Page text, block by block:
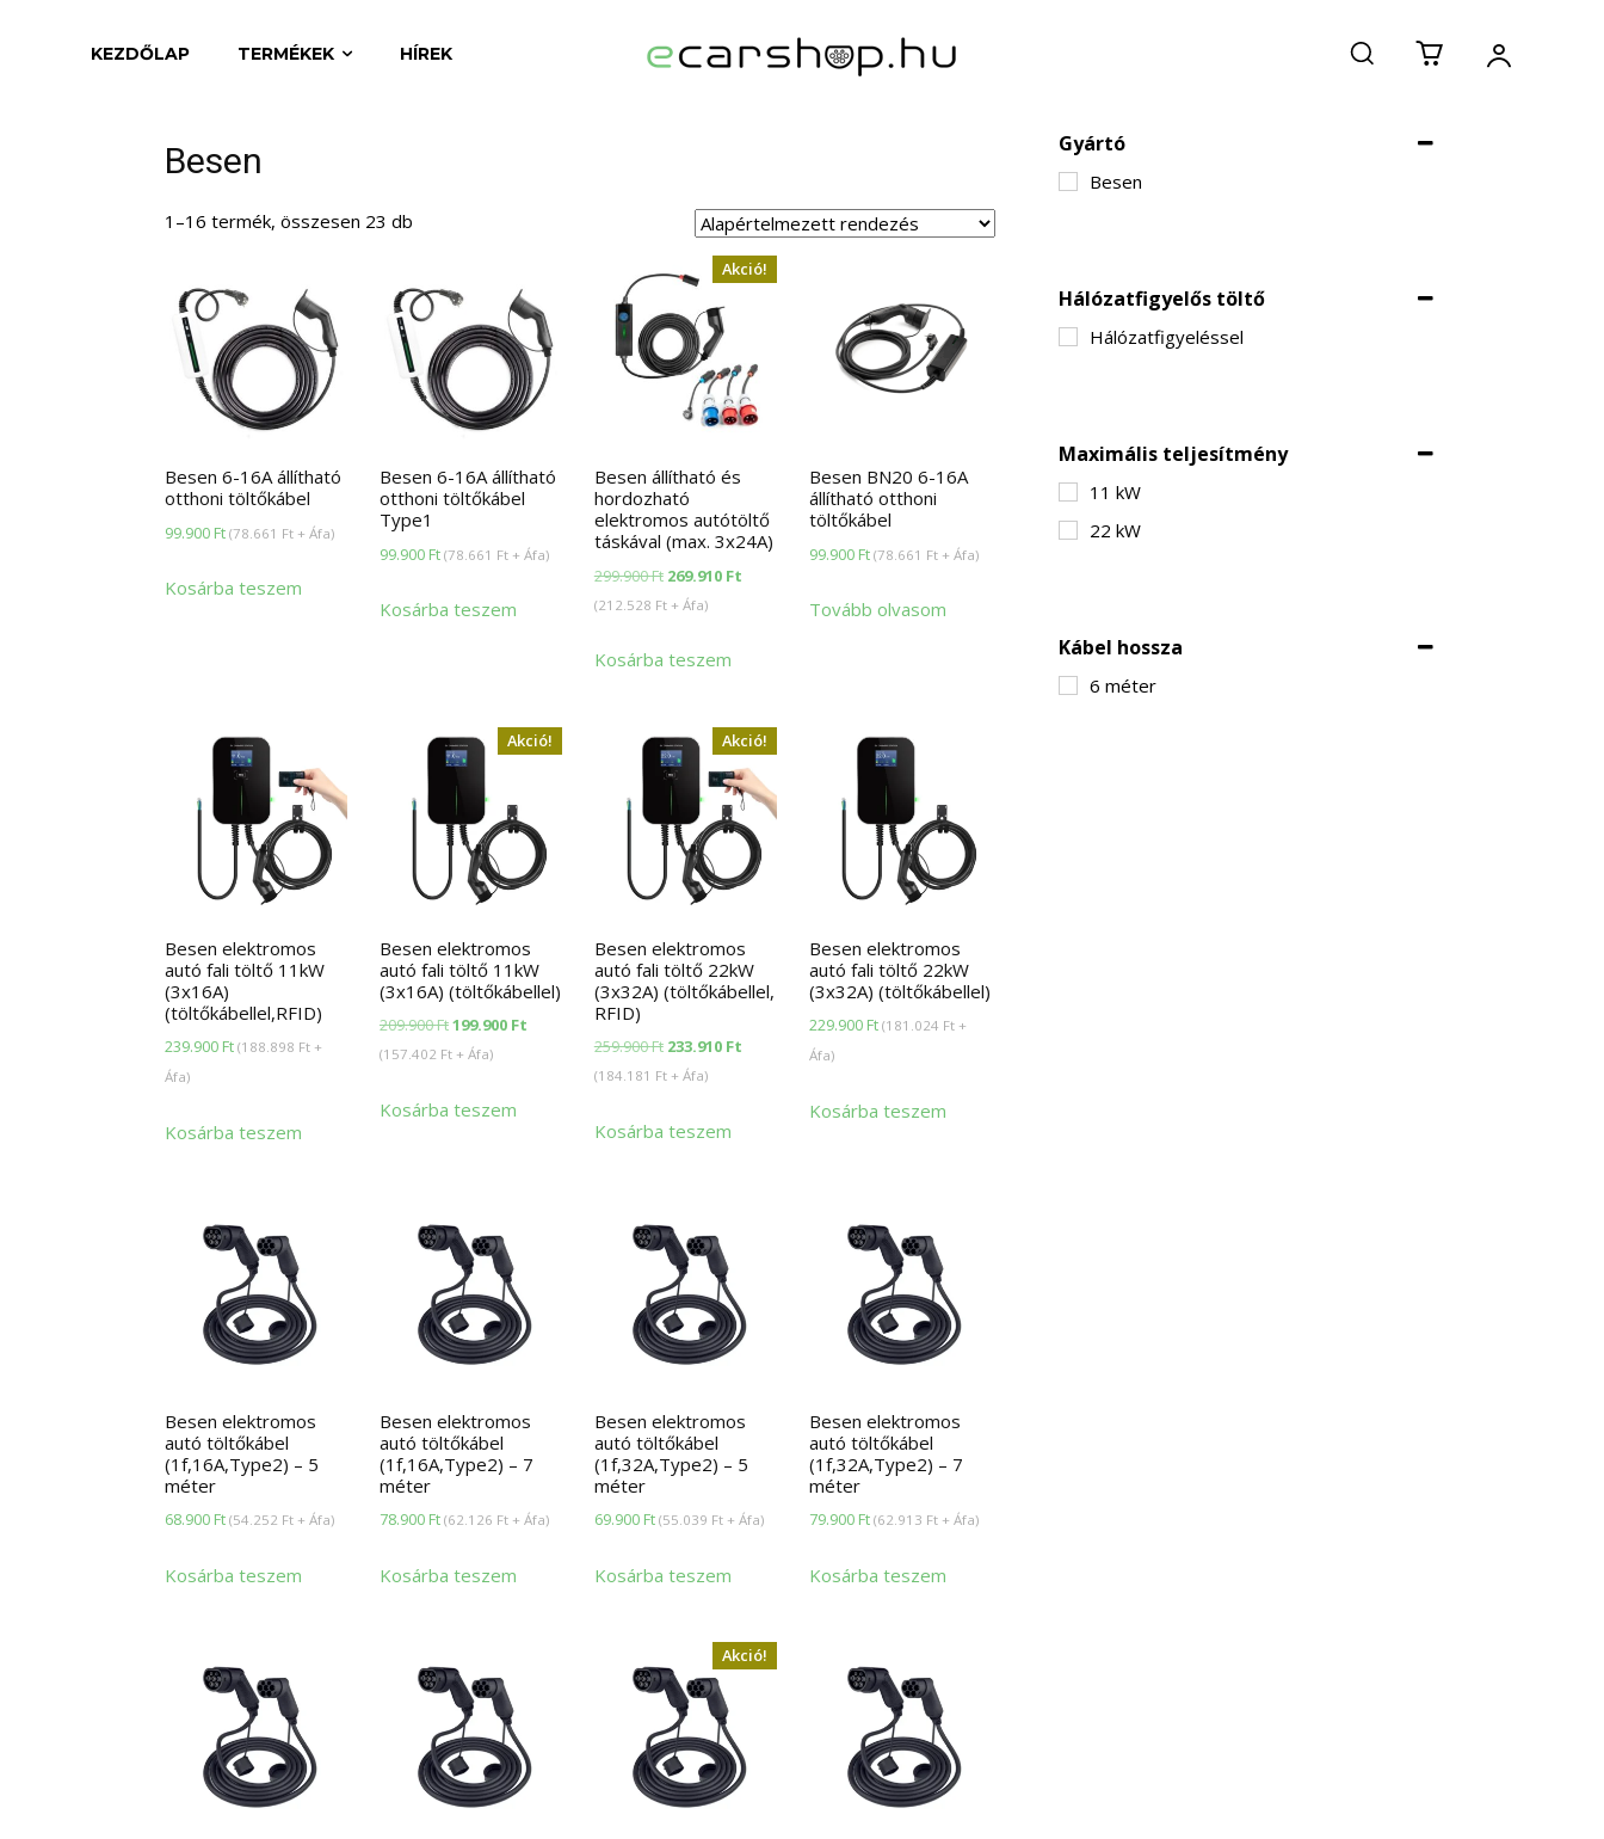
KEZDŐLAP TERMÉKEK HÍREK
Besen
1–16 termék, összesen 23 db
Besen 6-16A állítható
otthoni töltőkábel
99.900 Ft (78.661 Ft + Áfa)
Kosárba teszem
Besen 6-16A állítható
otthoni töltőkábel
Type1
99.900 Ft (78.661 Ft+ Áfa)
Kosárba teszem
Akció!
Besen állítható és
hordozható
elektromos autótöltő
táskával (max. 3x24A)
299.900Ft Original
price
299.900 Ft.
269.910 FtCurrent
(212.528 Ft+ Áfa)
Kosárba teszem
Besen BN20 6-16A
állítható otthoni
töltőkábel
99.900 Ft (78.661 Ft+ Áfa)
Tovább olvasom
Besen elektromos
autó fali töltő 11kW
(3x16A)
(töltőkábellel,RFID)
239.900 Ft (188.898 Ft +
Áfa)
Kosárba teszem
Akció!
Besen elektromos
autó fali töltő 11kW
(3x16A) (töltőkábellel)
209.900FtOriginal
price
209.900 Ft.
199.900 FtCurrent
(157.402 Ft+ Áfa)
Kosárba teszem
Akció!
Besen elektromos
autó fali töltő 22kW
(3x32A) (töltőkábellel,
RFID)
259.900Ft Original
price
259.900 Ft.
233.910 FtCurrent
(184.181 Ft+ Áfa)
Kosárba teszem
Besen elektromos
autó fali töltő 22kW
(3x32A) (töltőkábellel)
229.900 Ft (181.024 Ft+
Áfa)
Kosárba teszem
Besen elektromos
autó töltőkábel
(1f,16A,Type2) – 5
méter
68.900 Ft (54.252 Ft + Áfa)
Kosárba teszem
Besen elektromos
autó töltőkábel
(1f,16A,Type2) – 7
méter
78.900 Ft (62.126 Ft+ Áfa)
Kosárba teszem
Besen elektromos
autó töltőkábel
(1f,32A,Type2) – 5
méter
69.900 Ft (55.039 Ft+ Áfa)
Kosárba teszem
Besen elektromos
autó töltőkábel
(1f,32A,Type2) – 7
méter
79.900 Ft (62.913 Ft+ Áfa)
Kosárba teszem
Akció!
Gyártó
Besen
Hálózatfigyelős töltő
Hálózatfigyeléssel
Maximális teljesítmény
11 kW
22 kW
Kábel hossza
6 méter